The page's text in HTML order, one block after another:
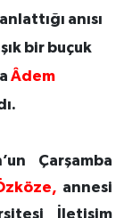
anısı
bir buçuk
Âdem
Çarşamba
annesi
İletişim